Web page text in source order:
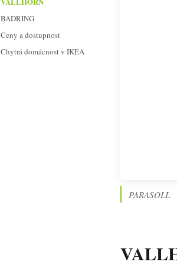
BADRING
Ceny a dostupnost
Chytrá domácnost v IKEA
PARASOLL